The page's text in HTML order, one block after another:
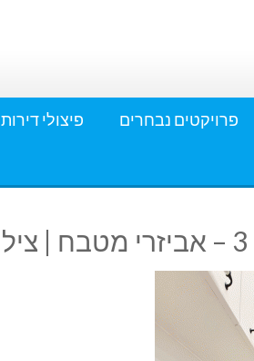
פרויקטים נבחרים פיצולי דירות